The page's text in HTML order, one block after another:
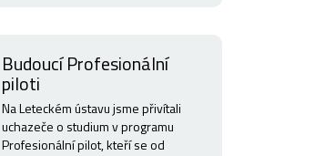
Budoucí Profesionální
piloti
Na Leteckém ústavu jsme přivítali
uchazeče o studium v programu
Profesionální pilot, kteří se od